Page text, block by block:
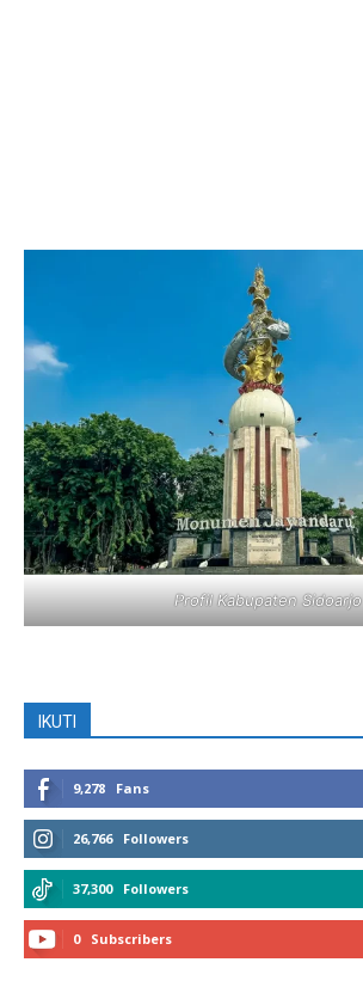
Profil Kabupaten Sidoarjo
IKUTI
9,278 Fans
26,766 Followers
37,300 Followers
0 Subscribers